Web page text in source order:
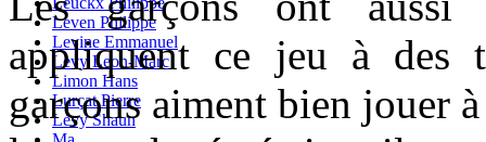
Leven Philippe
Levine Emmanuel
Levy Leon-Marc
Limon Hans
Lurçat Pierre
Lévy Shaun
appliquent ce jeu à des
garçons aiment bien jouer